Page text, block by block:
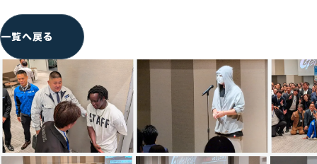
SPONSOR-INTRODUCTION
スポンサー様紹介
SPONSOR-RECRUIT
スポンサー様募集
COMPANY
一覧へ戻る